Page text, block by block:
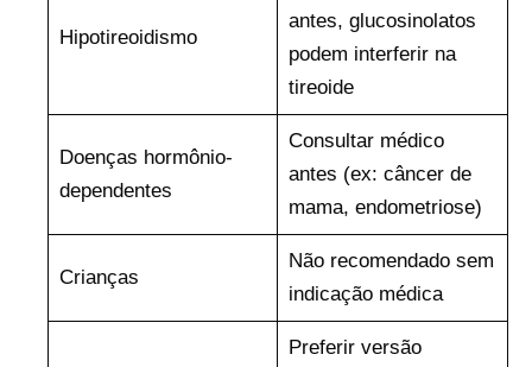
Hipotireoidismo
antes, glucosinolatos
podem interferir na
tireoide
Doenças hormônio-
dependentes
Consultar médico
antes (ex: câncer de
mama, endometriose)
Crianças
Não recomendado sem
indicação médica
Preferir versão